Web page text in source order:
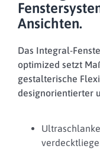
Ansichten.
Das Integral-
optimized setzt
gestalterische
designorientierter